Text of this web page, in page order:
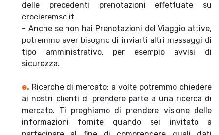
delle precedenti prenotazioni effettuate su
crocieremsc.it
- Anche se non hai Prenotazioni del Viaggio attive,
potremmo aver bisogno di inviarti altri messaggi di
tipo amministrativo, per esempio avvisi di
sicurezza.
e. Ricerche di mercato: a volte potremmo chiedere
ai nostri clienti di prendere parte a una ricerca di
mercato. Ti preghiamo di prendere visione delle
informazioni fornite quando sei invitato a